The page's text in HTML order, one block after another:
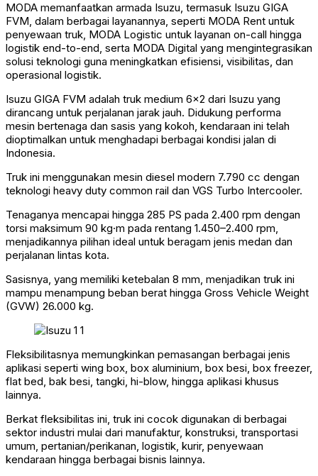
MODA memanfaatkan armada Isuzu, termasuk Isuzu GIGA
FVM, dalam berbagai layanannya, seperti MODA Rent untuk
penyewaan truk, MODA Logistic untuk layanan on-call hingga
logistik end-to-end, serta MODA Digital yang mengintegrasikan
solusi teknologi guna meningkatkan efisiensi, visibilitas, dan
operasional logistik.
Isuzu GIGA FVM adalah truk medium 6×2 dari Isuzu yang
dirancang untuk perjalanan jarak jauh. Didukung performa
mesin bertenaga dan sasis yang kokoh, kendaraan ini telah
dioptimalkan untuk menghadapi berbagai kondisi jalan di
Indonesia.
Truk ini menggunakan mesin diesel modern 7.790 cc dengan
teknologi heavy duty common rail dan VGS Turbo Intercooler.
Tenaganya mencapai hingga 285 PS pada 2.400 rpm dengan
torsi maksimum 90 kg·m pada rentang 1.450–2.400 rpm,
menjadikannya pilihan ideal untuk beragam jenis medan dan
perjalanan lintas kota.
Sasisnya, yang memiliki ketebalan 8 mm, menjadikan truk ini
mampu menampung beban berat hingga Gross Vehicle Weight
(GVW) 26.000 kg.
Fleksibilitasnya memungkinkan pemasangan berbagai jenis
aplikasi seperti wing box, box aluminium, box besi, box freezer,
flat bed, bak besi, tangki, hi-blow, hingga aplikasi khusus
lainnya.
Berkat fleksibilitas ini, truk ini cocok digunakan di berbagai
sektor industri mulai dari manufaktur, konstruksi, transportasi
umum, pertanian/perikanan, logistik, kurir, penyewaan
kendaraan hingga berbagai bisnis lainnya.